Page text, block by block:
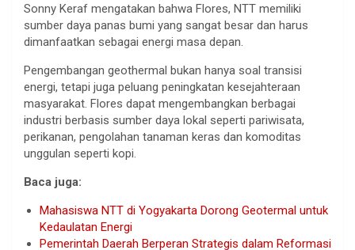
Sonny Keraf mengatakan bahwa Flores, NTT memiliki
sumber daya panas bumi yang sangat besar dan harus
dimanfaatkan sebagai energi masa depan.
Pengembangan geothermal bukan hanya soal transisi
energi, tetapi juga peluang peningkatan kesejahteraan
masyarakat. Flores dapat mengembangkan berbagai
industri berbasis sumber daya lokal seperti pariwisata,
perikanan, pengolahan tanaman keras dan komoditas
unggulan seperti kopi.
Baca juga:
Mahasiswa NTT di Yogyakarta Dorong Geotermal untuk
Kedaulatan Energi
Pemerintah Daerah Berperan Strategis dalam Reformasi